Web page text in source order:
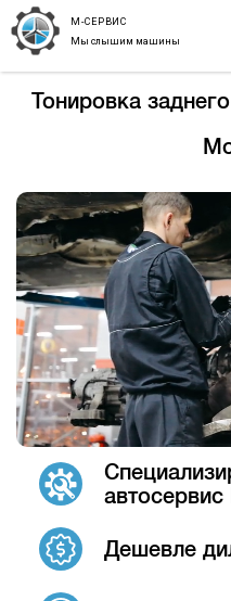
М-СЕРВИС
Мы слышим машины
Тонировка
автосервис
Дешевле